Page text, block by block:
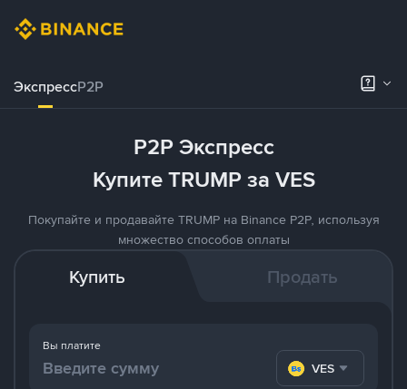
ЭкспрессP2P
P2P Экспресс
Купите TRUMP за VES
Покупайте и продавайте TRUMP на Binance P2P, используя
множество способов оплаты
Купить Продать
Вы платите
VES